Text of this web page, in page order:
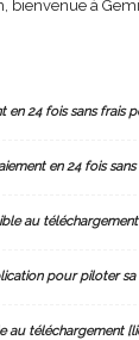
bienvenue à
en 24 fois sans frais
en 24 fois
au
pour piloter
au téléchargement